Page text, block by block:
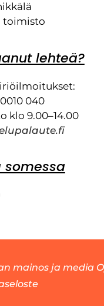
toimisto
lehteä?
040
klo 9.00–14.00
somessa
mainos ja media